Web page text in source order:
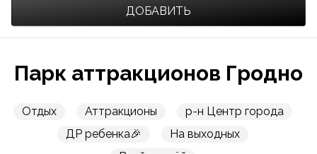
ДОБАВИТЬ
Парк аттракционов Гродно
Отдых Аттракционы
р-н Центр города
ДР ребенка🎉
На выходных